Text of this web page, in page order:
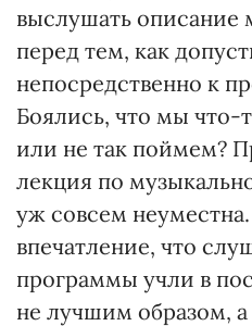
выслушать описание
перед тем, как
непосредственно к
Боялись, что мы
или не так поймем?
лекция по
уж совсем
впечатление, что
программы учли в
не лучшим образом,